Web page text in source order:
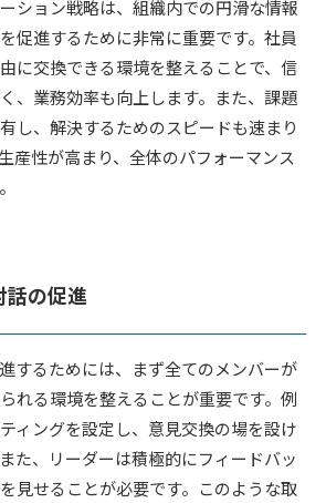
ション戦略は、組織内での円滑な情報
促進するために非常に重要です。社員
に交換できる環境を整えることで、信
、業務効率も向上します。また、課題
し、解決するためのスピードも速まり
産性が高まり、全体のパフォーマンス
話の促進
するためには、まず全てのメンバーが
れる環境を整えることが重要です。例
ィングを設定し、意見交換の場を設け
た、リーダーは積極的にフィードバッ
見せることが必要です。このような取